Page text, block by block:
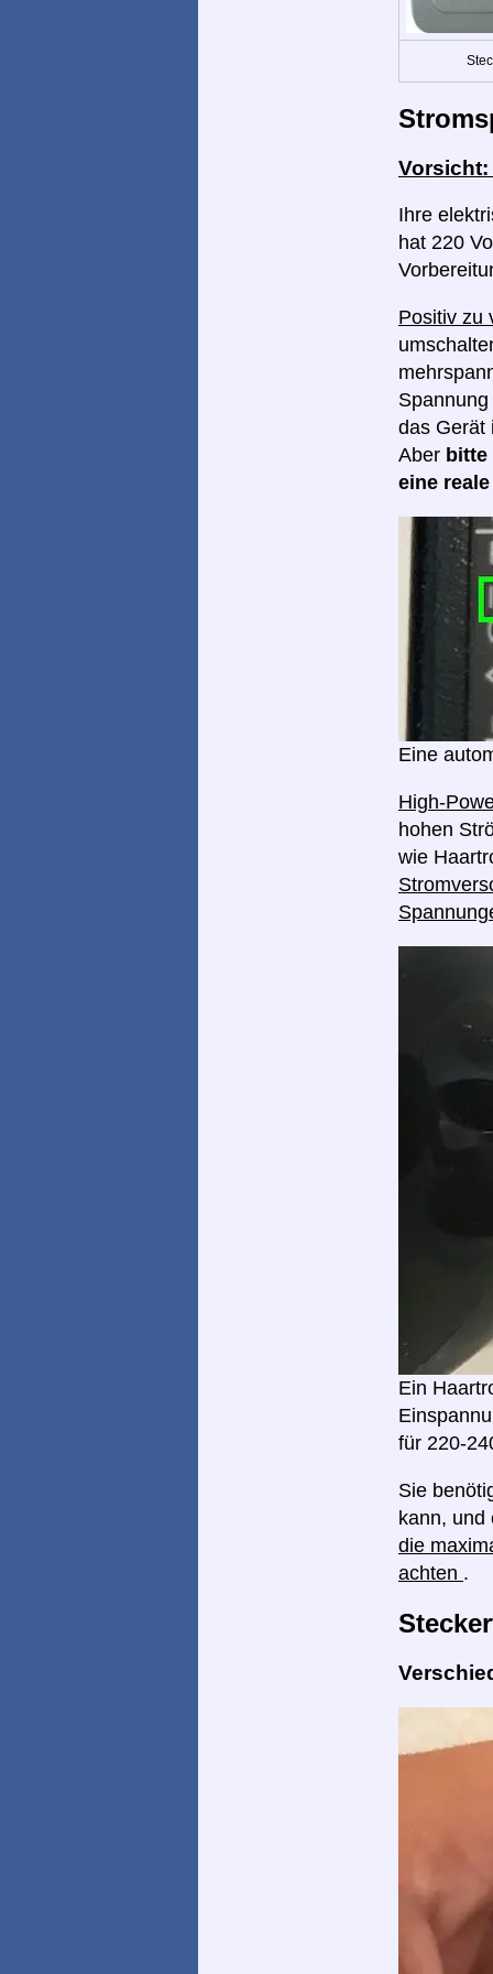
Vorsicht:
Ihre
hat 220
Positiv zu
das Gerät
Aber
eine
Eine
High-
hohen
wie
Ein
für 220-
Sie
kann, und
die
achten .